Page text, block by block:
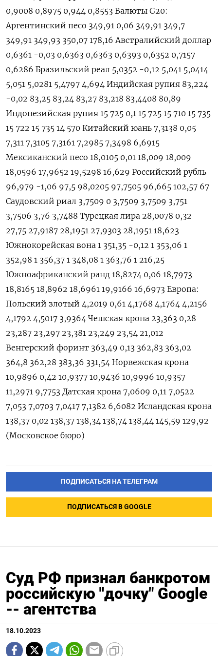
0,9008 0,8975 0,944 0,8553 Валюты G20:
Аргентинский песо 349,91 0,06 349,91 349,7
349,91 349,93 350,07 178,16 Австралийский доллар
0,6361 -0,03 0,6363 0,6363 0,6393 0,6352 0,7157
0,6286 Бразильский реал 5,0352 -0,12 5,041 5,0414
5,051 5,0281 5,4797 4,694 Индийская рупия 83,224
-0,02 83,25 83,24 83,27 83,218 83,4408 80,89
Индонезийская рупия 15 725 0,1 15 725 15 710 15 735
15 722 15 735 14 570 Китайский юань 7,3138 0,05
7,311 7,3105 7,3161 7,2985 7,3498 6,6915
Мексиканский песо 18,0105 0,01 18,009 18,009
18,0596 17,9652 19,5298 16,629 Российский рубль
96,979 -1,06 97,5 98,0205 97,7505 96,665 102,57 67
Саудовский риал 3,7509 0 3,7509 3,7509 3,751
3,7506 3,76 3,7488 Турецкая лира 28,0078 0,32
27,75 27,9187 28,1951 27,9303 28,1951 18,623
Южнокорейская вона 1 351,35 -0,12 1 353,06 1
352,98 1 356,37 1 348,08 1 363,76 1 216,25
Южноафриканский ранд 18,8274 0,06 18,7973
18,8165 18,8962 18,6961 19,9166 16,6973 Европа:
Польский злотый 4,2019 0,61 4,1768 4,1764 4,2156
4,1792 4,5017 3,9364 Чешская крона 23,363 0,28
23,287 23,297 23,381 23,249 23,54 21,012
Венгерский форинт 363,49 0,13 362,83 363,02
364,8 362,28 383,36 331,54 Норвежская крона
10,9896 0,42 10,9377 10,9436 10,9996 10,9357
11,2971 9,7753 Датская крона 7,0609 0,11 7,0522
7,053 7,0703 7,0417 7,1382 6,6082 Исландская крона
138,37 0,02 138,37 138,34 138,74 138,44 145,59 129,92
(Московское бюро)
ПОДПИСАТЬСЯ НА ТЕЛЕГРАМ
ПОДПИСАТЬСЯ В GOOGLE
Суд РФ признал банкротом
российскую "дочку" Google
-- агентства
18.10.2023